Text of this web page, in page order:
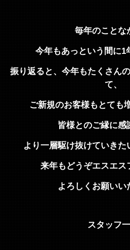
毎年のことな
今年もあっという間に1
振り返ると、今年もたくさん
て、
ご新規のお客様もとても
皆様とのご縁に感
より一層駆け抜けていきた
来年もどうぞエスエス
よろしくお願いい
スタッフ